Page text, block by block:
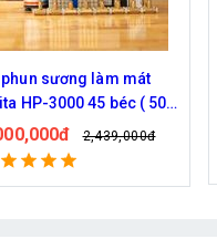
làm mát
45 béc ( 50M
2,439,000đ
Bộ phun
Haita
dây )